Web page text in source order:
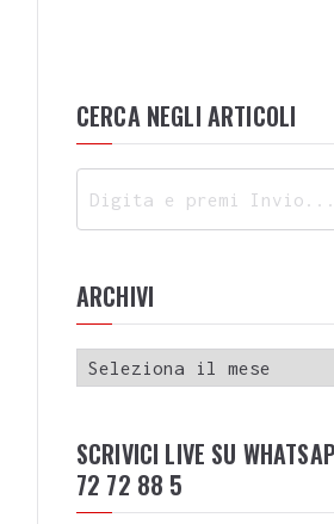
CERCA NEGLI ARTICOLI
ARCHIVI
SCRIVICI LIVE SU
72 72 88 5